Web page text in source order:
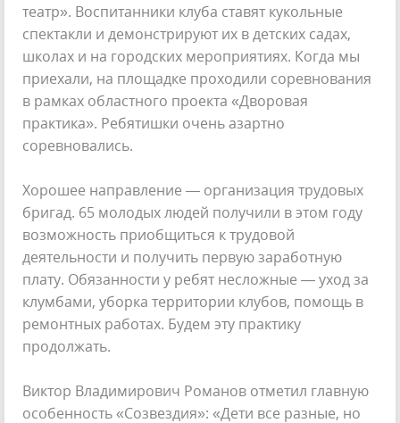
театр». Воспитанники клуба ставят кукольные
спектакли и демонстрируют их в детских садах,
школах и на городских мероприятиях. Когда мы
приехали, на площадке проходили соревнования
в рамках областного проекта «Дворовая
практика». Ребятишки очень азартно
соревновались.
Хорошее направление — организация трудовых
бригад. 65 молодых людей получили в этом году
возможность приобщиться к трудовой
деятельности и получить первую заработную
плату. Обязанности у ребят несложные — уход за
клумбами, уборка территории клубов, помощь в
ремонтных работах. Будем эту практику
продолжать.
Виктор Владимирович Романов отметил главную
особенность «Созвездия»: «Дети все разные, но